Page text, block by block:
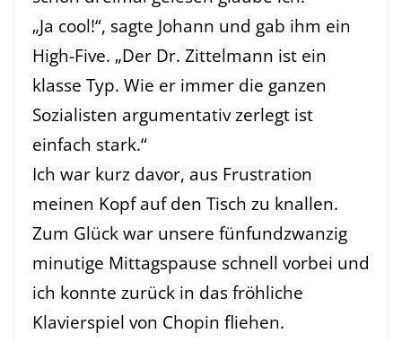
„Ja cool!“, sagte Johann und gab ihm ein
High-Five. „Der Dr. Zittelmann ist ein
klasse Typ. Wie er immer die ganzen
Sozialisten argumentativ zerlegt ist
einfach stark.“
Ich war kurz davor, aus Frustration
meinen Kopf auf den Tisch zu knallen.
Zum Glück war unsere fünfundzwanzig
minutige Mittagspause schnell vorbei und
ich konnte zurück in das fröhliche
Klavierspiel von Chopin fliehen.